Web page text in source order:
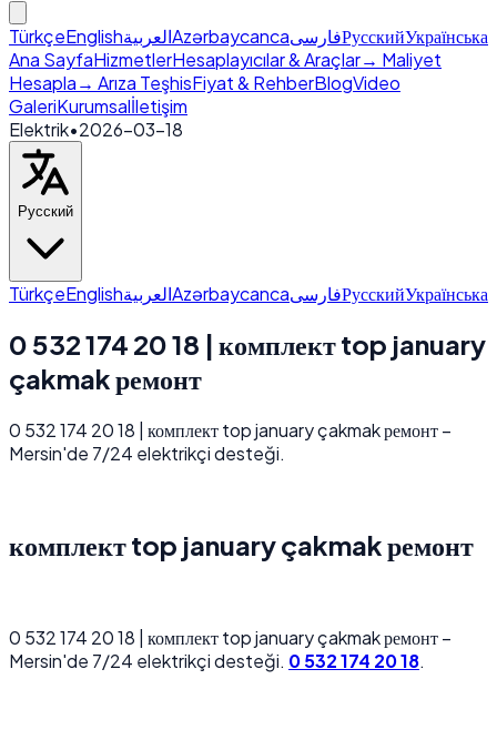
TürkçeEnglishالعربيةAzərbaycancaفارسیРусскийУкраїнська
Ana SayfaHizmetlerHesaplayıcılar & Araçlar→ Maliyet
Hesapla→ Arıza TeşhisFiyat & RehberBlogVideo
GaleriKurumsalİletişim
Elektrik•2026-03-18
Русский
TürkçeEnglishالعربيةAzərbaycancaفارسیРусскийУкраїнська
0 532 174 20 18 | комплект top january
çakmak ремонт
0 532 174 20 18 | комплект top january çakmak ремонт –
Mersin'de 7/24 elektrikçi desteği.
комплект top january çakmak ремонт
0 532 174 20 18 | комплект top january çakmak ремонт –
Mersin'de 7/24 elektrikçi desteği. 0 532 174 20 18.